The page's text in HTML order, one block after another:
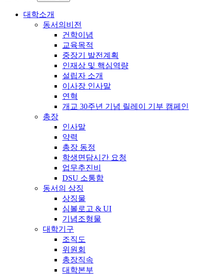
대학소개
동서의비전
건학이념
교육목적
중장기 발전계획
인재상 및 핵심역량
설립자 소개
이사장 인사말
연혁
개교 30주년 기념 릴레이 기부 캠페인
총장
인사말
약력
총장 동정
학생면담시간 요청
업무추진비
DSU 소통함
동서의 상징
상징물
심볼로고 & UI
기념조형물
대학기구
조직도
위원회
총장직속
대학본부